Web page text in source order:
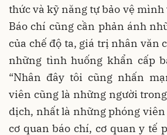
thức và kỹ năng tự bảo vệ
Báo chí cũng cần phản ánh
của chế độ ta, giá trị nhân văn
những tình huống khẩn cấp
“Nhân đây tôi cũng nhấn
viên cũng là những người
dịch, nhất là những phóng
cơ quan báo chí, cơ quan y tế